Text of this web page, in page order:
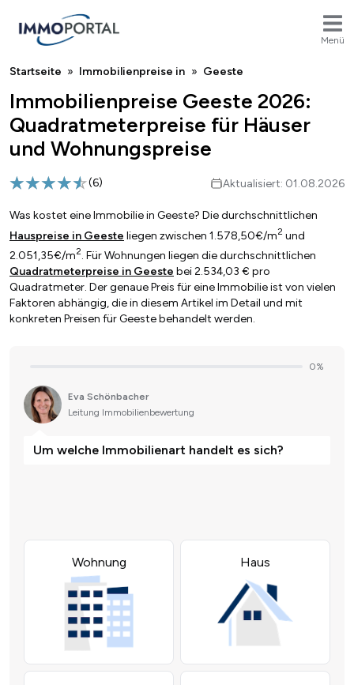
Menü
Breadcrumb
Startseite Immobilienpreise in Geeste
Immobilienpreise Geeste 2026:
Quadratmeterpreise für Häuser
und Wohnungspreise
(6) Aktualisiert: 01.08.2026
Was kostet eine Immobilie in Geeste? Die durchschnittlichen
Hauspreise in Geeste liegen zwischen 1.578,50€/m2 und
2.051,35€/m2. Für Wohnungen liegen die durchschnittlichen
Quadratmeterpreise in Geeste bei 2.534,03 € pro
Quadratmeter. Der genaue Preis für eine Immobilie ist von vielen
Faktoren abhängig, die in diesem Artikel im Detail und mit
konkreten Preisen für Geeste behandelt werden.